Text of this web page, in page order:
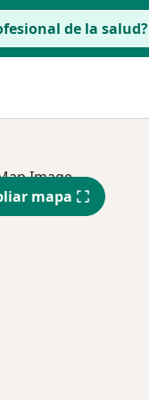
de la salud?
mapa